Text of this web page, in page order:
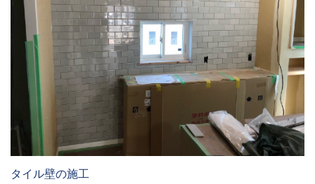
タイル壁の施工